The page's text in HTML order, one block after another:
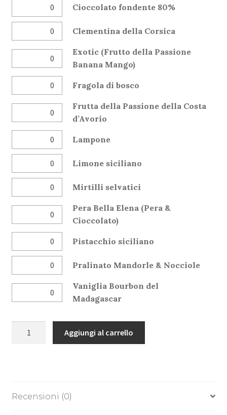
Cioccolato fondente 80%
Clementina della Corsica
Exotic (Frutto della Passione
Banana Mango)
Fragola di bosco
Frutta della Passione della Costa
d’Avorio
Lampone
Limone siciliano
Mirtilli selvatici
Pera Bella Elena (Pera &
Cioccolato)
Pistacchio siciliano
Pralinato Mandorle & Nocciole
Vaniglia Bourbon del
Madagascar
Aggiungi al carrello
Recensioni (0)